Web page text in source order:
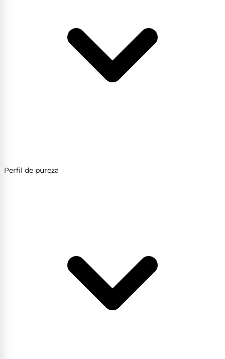
Perfil de pureza